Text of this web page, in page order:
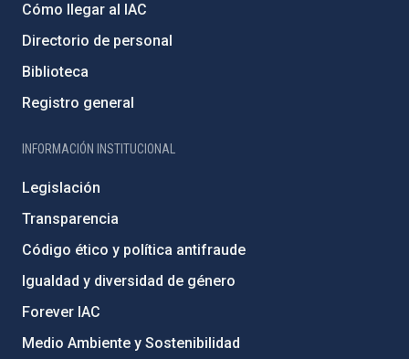
Cómo llegar al IAC
Directorio de personal
Biblioteca
Registro general
INFORMACIÓN INSTITUCIONAL
Legislación
Transparencia
Código ético y política antifraude
Igualdad y diversidad de género
Forever IAC
Medio Ambiente y Sostenibilidad